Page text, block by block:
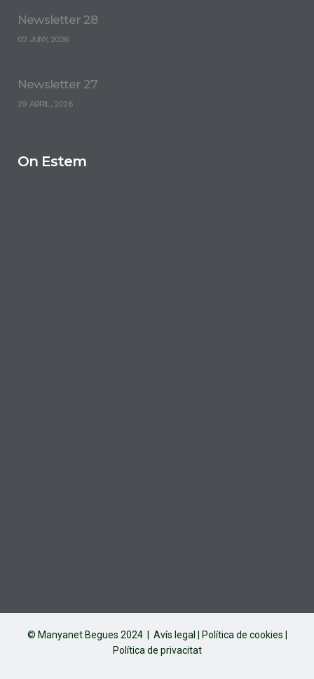
Newsletter 28
02 JUNY, 2026
Newsletter 27
29 ABRIL, 2026
On Estem
© Manyanet Begues 2024 | Avís legal Política de cookies
Política de privacitat